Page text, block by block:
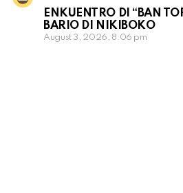
ENKUENTRO DI “BAN
BARIO DI NIKIBOKO
August 3, 2026, 8:06 pm